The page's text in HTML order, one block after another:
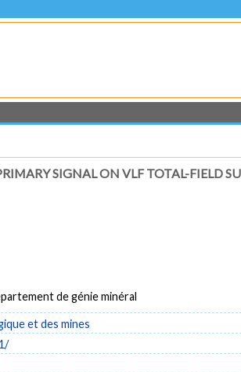
SIGNAL ON VLF TOTAL-FIELD
de génie minéral
et des mines